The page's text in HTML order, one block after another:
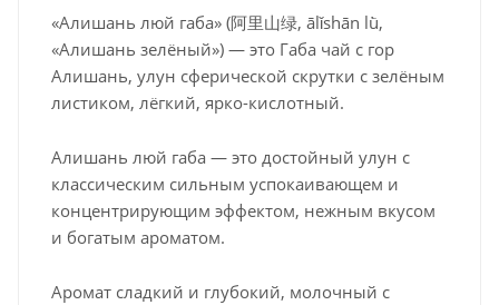
«Алишань люй габа» (阿里山绿, ālǐshān lǜ,
«Алишань зелёный») — это Габа чай с гор
Алишань, улун сферической скрутки с зелёным
листиком, лёгкий, ярко-кислотный.
Алишань люй габа — это достойный улун с
классическим сильным успокаивающем и
концентрирующим эффектом, нежным вкусом
и богатым ароматом.
Аромат сладкий и глубокий, молочный с